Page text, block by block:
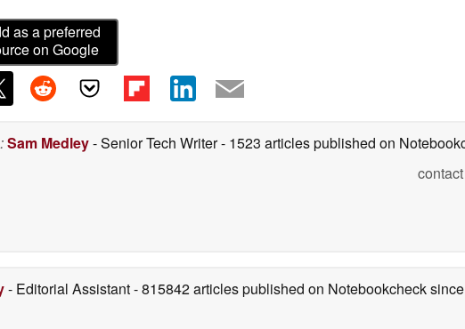
as a preferred
on Google
:Sam Medley- Senior Tech Writer- 1523 articles published on
- Editorial Assistant- 815842 articles published on Notebookcheck